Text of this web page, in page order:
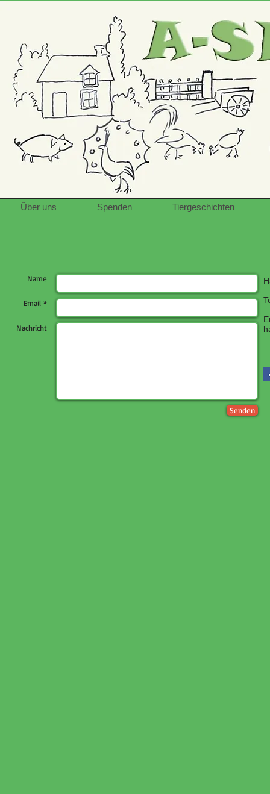
Über uns Spenden Tiergeschichten
Name
Email *
Nachricht
Senden